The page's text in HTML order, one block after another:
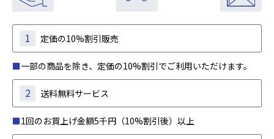
1 定価の10%割引販売
■一部の商品を除き、定価の10%割引でご利用いただけます。
2 送料無料サービス
■1回のお買上げ金額5千円（10%割引後）以上